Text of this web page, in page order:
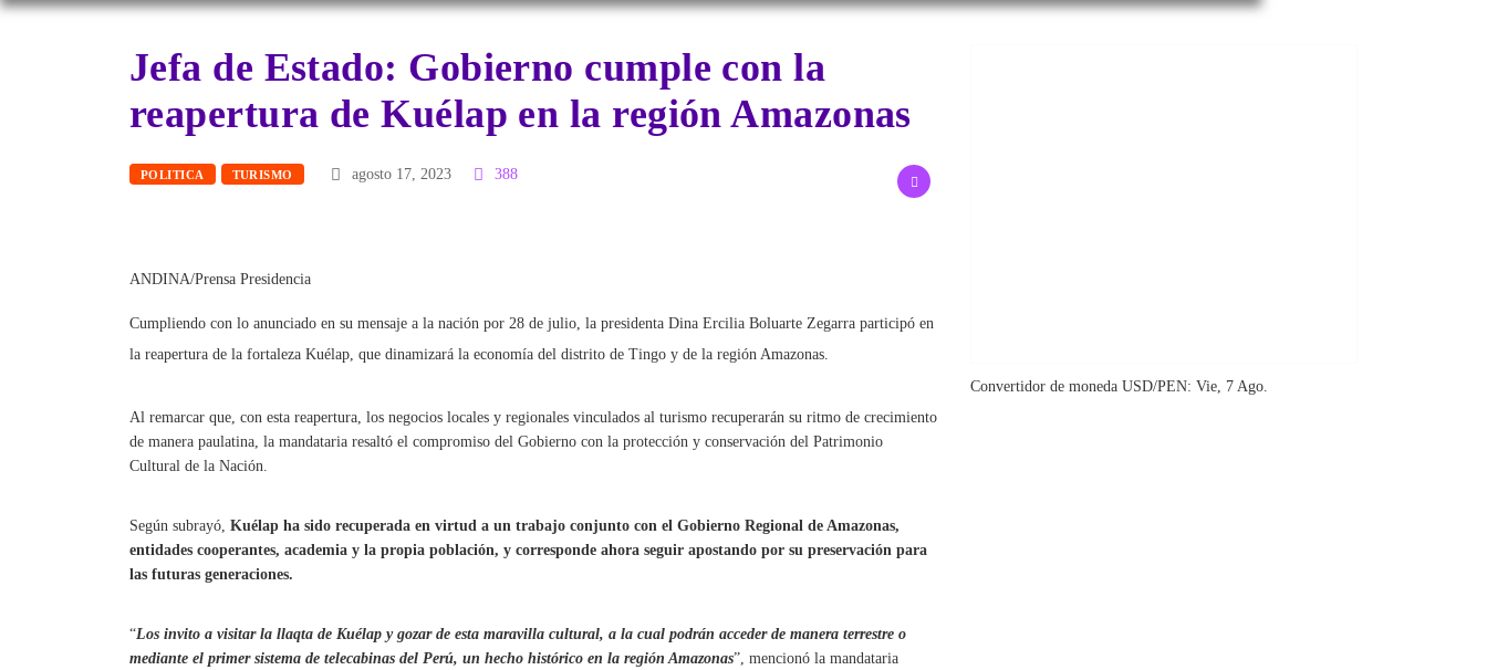
Jefa de Estado: Gobierno cumple con la
reapertura de Kuélap en la región Amazonas
POLITICA TURISMO agosto 17, 2023 388
ANDINA/Prensa Presidencia
Cumpliendo con lo anunciado en su mensaje a la nación por 28 de julio, la presidenta Dina Ercilia Boluarte Zegarra participó en
la reapertura de la fortaleza Kuélap, que dinamizará la economía del distrito de Tingo y de la región Amazonas.
Al remarcar que, con esta reapertura, los negocios locales y regionales vinculados al turismo recuperarán su ritmo de crecimiento
de manera paulatina, la mandataria resaltó el compromiso del Gobierno con la protección y conservación del Patrimonio
Cultural de la Nación.
Según subrayó, Kuélap ha sido recuperada en virtud a un trabajo conjunto con el Gobierno Regional de Amazonas,
entidades cooperantes, academia y la propia población, y corresponde ahora seguir apostando por su preservación para
las futuras generaciones.
“Los invito a visitar la llaqta de Kuélap y gozar de esta maravilla cultural, a la cual podrán acceder de manera terrestre o
mediante el primer sistema de telecabinas del Perú, un hecho histórico en la región Amazonas”, mencionó la mandataria
Convertidor de moneda USD/PEN: Vie, 7 Ago.